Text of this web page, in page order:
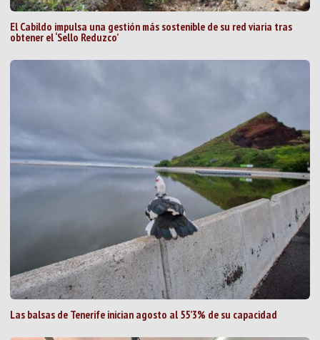
El Cabildo impulsa una gestión más sostenible de su red viaria tras
obtener el ‘Sello Reduzco’
Las balsas de Tenerife inician agosto al 55’3% de su capacidad